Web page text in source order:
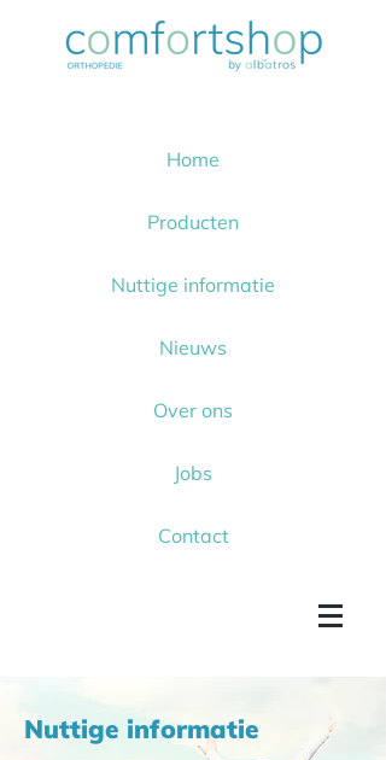
Home
Producten
Nuttige informatie
Nieuws
Over ons
Jobs
Contact
Nuttige informatie